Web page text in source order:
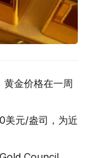
金价格在一周
美元/盎司，为近